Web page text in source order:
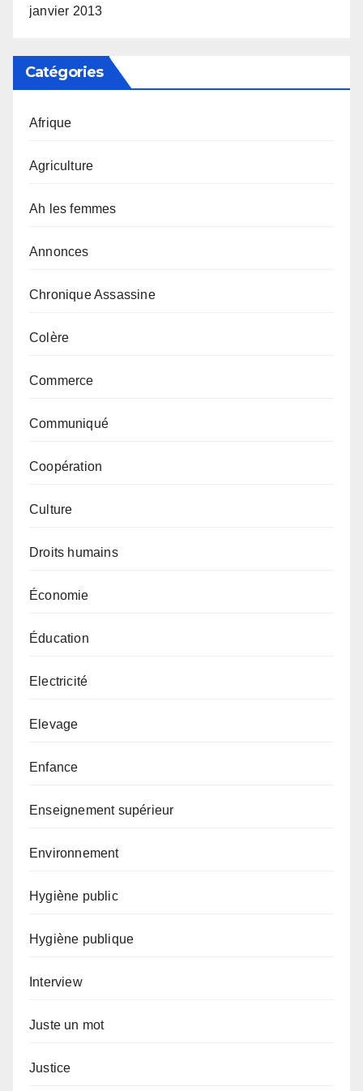
janvier 2013
Catégories
Afrique
Agriculture
Ah les femmes
Annonces
Chronique Assassine
Colère
Commerce
Communiqué
Coopération
Culture
Droits humains
Économie
Éducation
Electricité
Elevage
Enfance
Enseignement supérieur
Environnement
Hygiène public
Hygiène publique
Interview
Juste un mot
Justice